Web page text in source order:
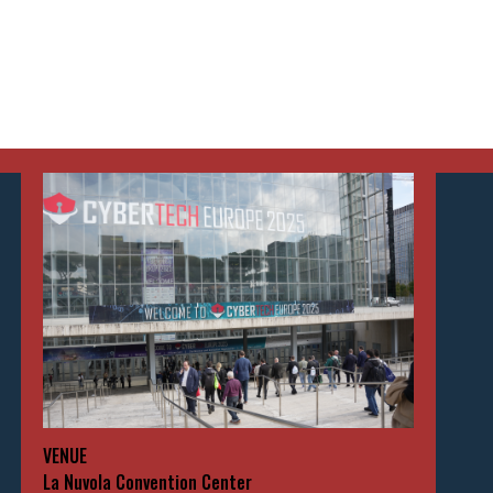
VENUE
La Nuvola Convention Center